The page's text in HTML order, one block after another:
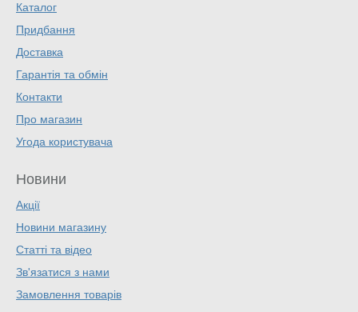
Каталог
Придбання
Доставка
Гарантія та обмін
Контакти
Про магазин
Угода користувача
Новини
Акції
Новини магазину
Статті та відео
Зв'язатися з нами
Замовлення товарів